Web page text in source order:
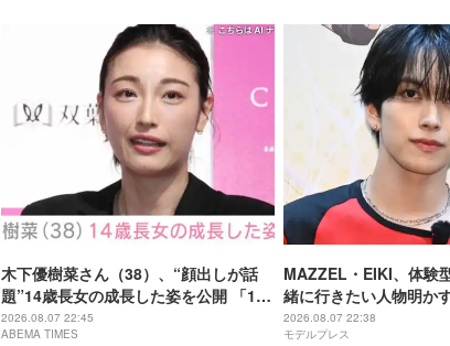
木下優樹菜さん（38）、“顔出しが話
題”14歳長女の成長した姿を公開 「14
歳とは思えぬオトナっぽさ」「優樹菜
ちゃんにそっくりすぎる」など反響
2026.08.07 22:45
ABEMA TIMES
MAZZEL・EIKI、体験
緒に行きたい人物明か
ーブするまで終わらない
2026.08.07 22:38
モデルプレス